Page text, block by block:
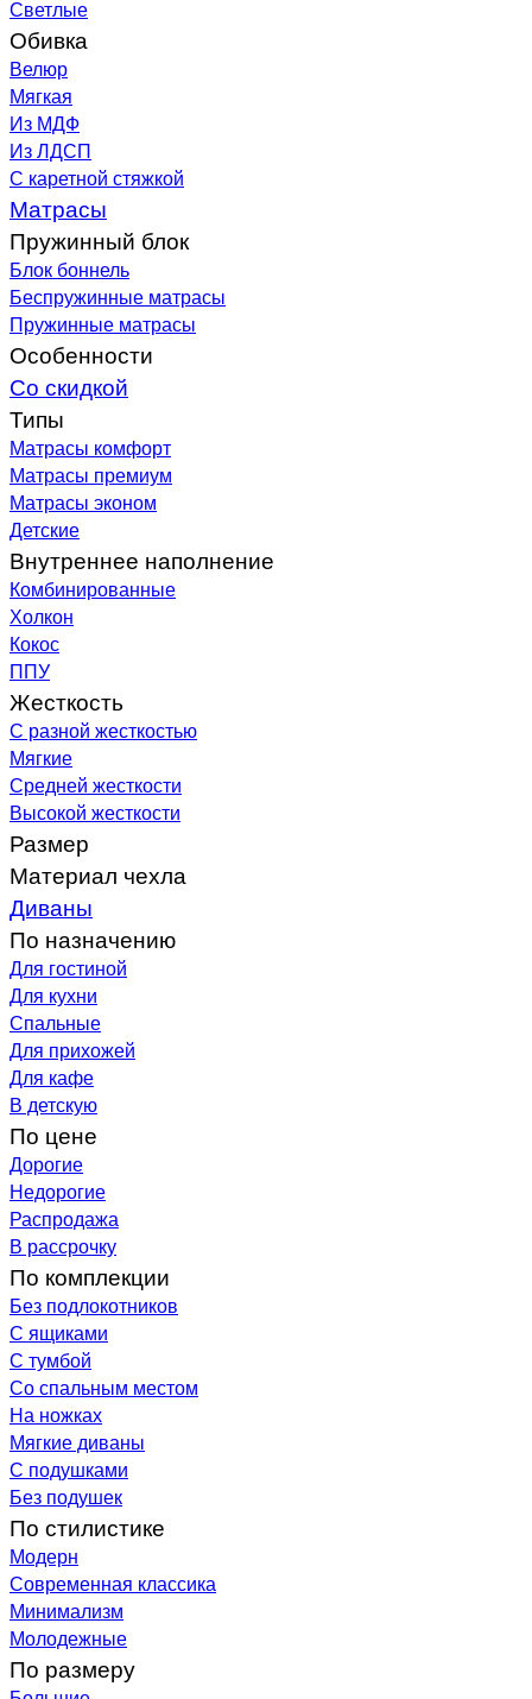
Светлые
Обивка
Велюр
Мягкая
Из МДФ
Из ЛДСП
С каретной стяжкой
Матрасы
Пружинный блок
Блок боннель
Беспружинные матрасы
Пружинные матрасы
Особенности
Со скидкой
Типы
Матрасы комфорт
Матрасы премиум
Матрасы эконом
Детские
Внутреннее наполнение
Комбинированные
Холкон
Кокос
ППУ
Жесткость
С разной жесткостью
Мягкие
Средней жесткости
Высокой жесткости
Размер
Материал чехла
Диваны
По назначению
Для гостиной
Для кухни
Спальные
Для прихожей
Для кафе
В детскую
По цене
Дорогие
Недорогие
Распродажа
В рассрочку
По комплекции
Без подлокотников
С ящиками
С тумбой
Со спальным местом
На ножках
Мягкие диваны
С подушками
Без подушек
По стилистике
Модерн
Современная классика
Минимализм
Молодежные
По размеру